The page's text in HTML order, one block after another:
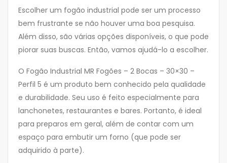
Escolher um fogão industrial pode ser um processo
bem frustrante se não houver uma boa pesquisa.
Além disso, são várias opções disponíveis, o que pode
piorar suas buscas. Então, vamos ajudá-lo a escolher.
O Fogão Industrial MR Fogões – 2 Bocas – 30×30 –
Perfil 5 é um produto bem conhecido pela qualidade
e durabilidade. Seu uso é feito especialmente para
lanchonetes, restaurantes e bares. Portanto, é ideal
para preparos em geral, além de contar com um
espaço para embutir um forno (que pode ser
adquirido à parte).